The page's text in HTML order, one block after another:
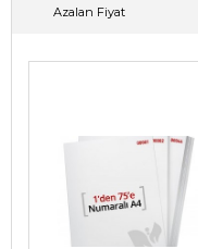
Azalan Fiyat